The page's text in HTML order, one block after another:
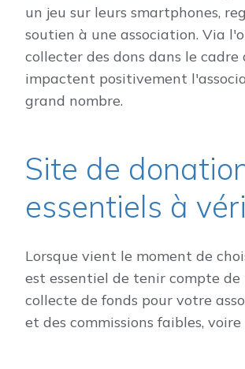
un jeu sur leurs smartphones,
soutien à une association. Via
collecter des dons dans le
impactent positivement
grand nombre.
Site de
essentiels à
Lorsque vient le moment de
est essentiel de tenir compte
collecte de fonds pour votre
et des commissions faibles,